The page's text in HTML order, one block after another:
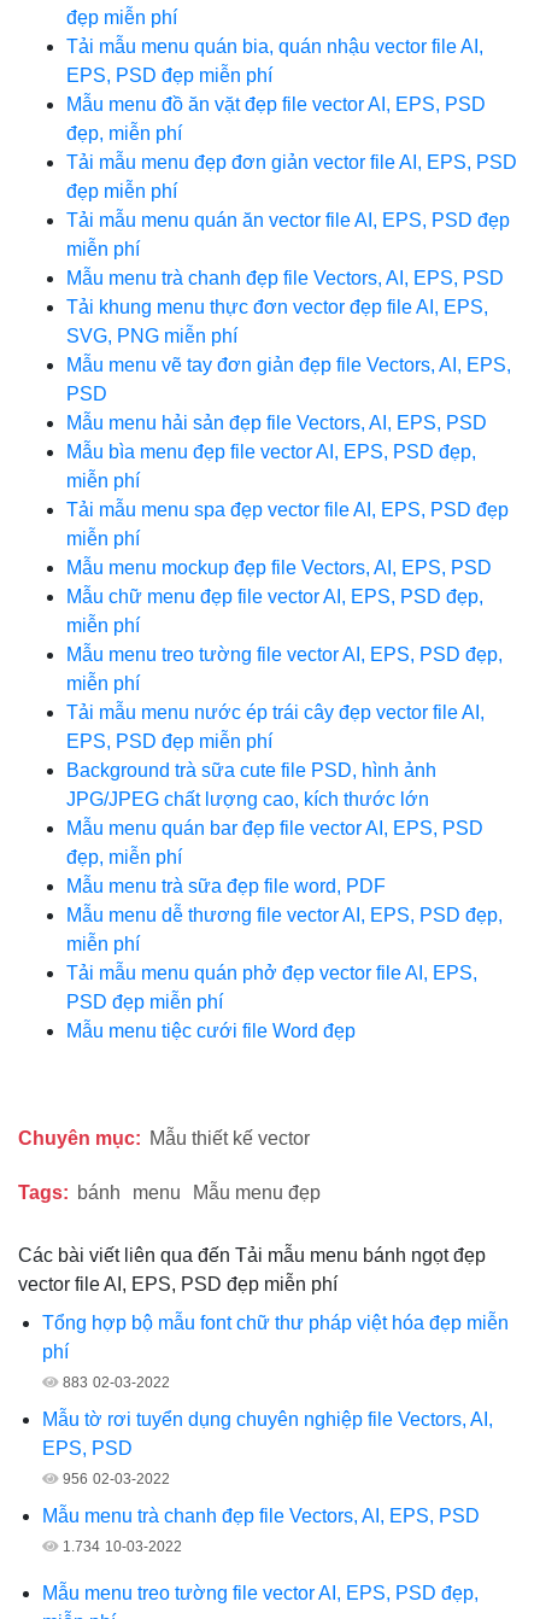
đẹp miễn phí
Tải mẫu menu quán bia, quán nhậu vector file AI,
EPS, PSD đẹp miễn phí
Mẫu menu đồ ăn vặt đẹp file vector AI, EPS, PSD
đẹp, miễn phí
Tải mẫu menu đẹp đơn giản vector file AI, EPS, PSD
đẹp miễn phí
Tải mẫu menu quán ăn vector file AI, EPS, PSD đẹp
miễn phí
Mẫu menu trà chanh đẹp file Vectors, AI, EPS, PSD
Tải khung menu thực đơn vector đẹp file AI, EPS,
SVG, PNG miễn phí
Mẫu menu vẽ tay đơn giản đẹp file Vectors, AI, EPS,
PSD
Mẫu menu hải sản đẹp file Vectors, AI, EPS, PSD
Mẫu bìa menu đẹp file vector AI, EPS, PSD đẹp,
miễn phí
Tải mẫu menu spa đẹp vector file AI, EPS, PSD đẹp
miễn phí
Mẫu menu mockup đẹp file Vectors, AI, EPS, PSD
Mẫu chữ menu đẹp file vector AI, EPS, PSD đẹp,
miễn phí
Mẫu menu treo tường file vector AI, EPS, PSD đẹp,
miễn phí
Tải mẫu menu nước ép trái cây đẹp vector file AI,
EPS, PSD đẹp miễn phí
Background trà sữa cute file PSD, hình ảnh
JPG/JPEG chất lượng cao, kích thước lớn
Mẫu menu quán bar đẹp file vector AI, EPS, PSD
đẹp, miễn phí
Mẫu menu trà sữa đẹp file word, PDF
Mẫu menu dễ thương file vector AI, EPS, PSD đẹp,
miễn phí
Tải mẫu menu quán phở đẹp vector file AI, EPS,
PSD đẹp miễn phí
Mẫu menu tiệc cưới file Word đẹp
Chuyên mục: Mẫu thiết kế vector
Tags: bánh menu Mẫu menu đẹp
Các bài viết liên qua đến Tải mẫu menu bánh ngọt đẹp
vector file AI, EPS, PSD đẹp miễn phí
Tổng hợp bộ mẫu font chữ thư pháp việt hóa đẹp miễn
phí
883 02-03-2022
Mẫu tờ rơi tuyển dụng chuyên nghiệp file Vectors, AI,
EPS, PSD
956 02-03-2022
Mẫu menu trà chanh đẹp file Vectors, AI, EPS, PSD
1.734 10-03-2022
Mẫu menu treo tường file vector AI, EPS, PSD đẹp,